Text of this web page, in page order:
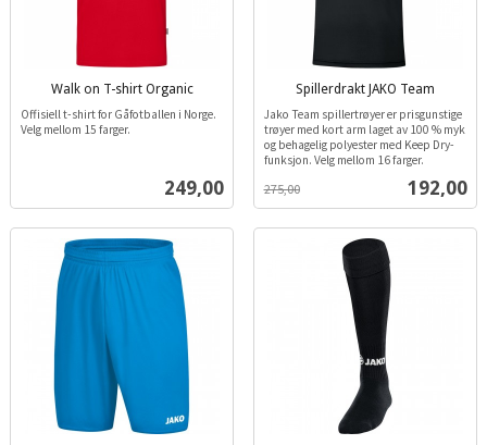
Walk on T-shirt Organic
Pris
249,00
inkl.
mva.
Offisiell t-shirt for Gåfotballen i Norge.
Velg mellom 15 farger.
Spillerdrakt JAKO Team
Tilbud
192,00
275,00
inkl.
mva.
Jako Team spillertrøyer er prisgunstige
trøyer med kort arm laget av 100 % myk
og behagelig polyester med Keep Dry-
funksjon. Velg mellom 16 farger.